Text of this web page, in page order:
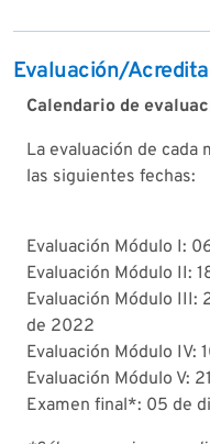
Evaluación/
Calendario de
La evaluación de cada
las siguientes fechas:
Evaluación Módulo I:
Evaluación Módulo II:
Evaluación Módulo
de 2022
Evaluación Módulo IV:
Evaluación Módulo V:
Examen final*: 05 de